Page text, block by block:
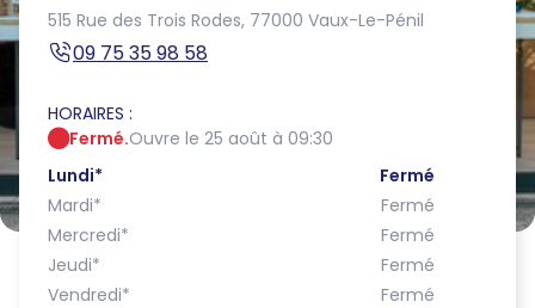
515 Rue des Trois Rodes, 77000 Vaux-Le-Pénil
09 75 35 98 58
HORAIRES :
Fermé.Ouvre le 25 août à 09:30
Lundi*
Fermé
Mardi*
Fermé
Mercredi*
Fermé
Jeudi*
Fermé
Vendredi*
Fermé